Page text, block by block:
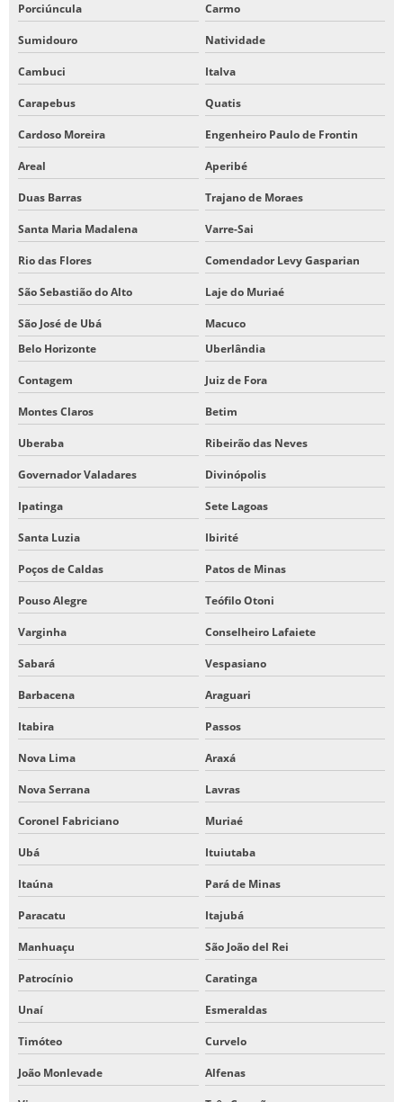
Porciúncula Carmo
Sumidouro Natividade
Cambuci Italva
Carapebus Quatis
Cardoso Moreira Engenheiro Paulo de Frontin
Areal Aperibé
Duas Barras Trajano de Moraes
Santa Maria Madalena Varre-Sai
Rio das Flores Comendador Levy Gasparian
São Sebastião do Alto Laje do Muriaé
São José de Ubá
Macuco
Belo Horizonte
Uberlândia
Contagem Juiz de Fora
Montes Claros Betim
Uberaba Ribeirão das Neves
Governador Valadares Divinópolis
Ipatinga Sete Lagoas
Santa Luzia Ibirité
Poços de Caldas Patos de Minas
Pouso Alegre Teófilo Otoni
Varginha Conselheiro Lafaiete
Sabará Vespasiano
Barbacena Araguari
Itabira Passos
Nova Lima Araxá
Nova Serrana Lavras
Coronel Fabriciano Muriaé
Ubá Ituiutaba
Itaúna Pará de Minas
Paracatu Itajubá
Manhuaçu São João del Rei
Patrocínio Caratinga
Unaí Esmeraldas
Timóteo Curvelo
João Monlevade Alfenas